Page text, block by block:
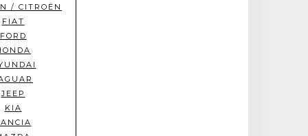
/ CITROËN
FIAT
FORD
JEEP
KIA